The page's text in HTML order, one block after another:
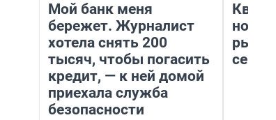
Мой банк меня
бережет. Журналист
хотела снять 200
тысяч, чтобы погасить
кредит, — к ней домой
приехала служба
безопасности
но